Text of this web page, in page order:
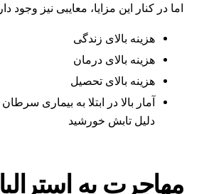
اما در کنار این مزایا، معایبی نیز وجود
هزینه بالای زندگی
هزینه بالای درمان
هزینه بالای تحصیل
آمار بالا در ابتلا به بیماری
دلیل تابش خورشید
مهاجرت به